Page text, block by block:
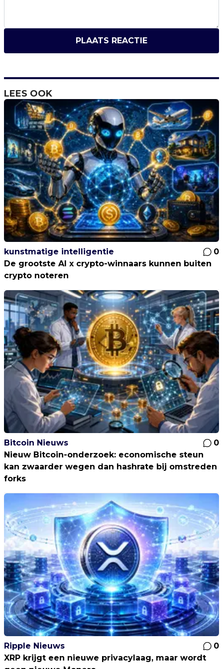
PLAATS REACTIE
LEES OOK
kunstmatige intelligentie
0
De grootste AI x crypto-winnaars kunnen buiten
crypto noteren
Bitcoin Nieuws
0
Nieuw Bitcoin-onderzoek: economische steun
kan zwaarder wegen dan hashrate bij omstreden
forks
Ripple Nieuws
0
XRP krijgt een nieuwe privacylaag, maar wordt